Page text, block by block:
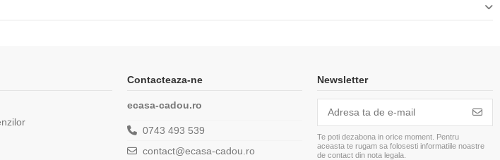
Contacteaza-ne
ecasa-cadou.ro
0743 493 539
contact@ecasa-cadou.ro
Newsletter
Te poti dezabona in orice moment. Pentru
aceasta te rugam sa folosesti informatiile noastre
de contact din nota legala.